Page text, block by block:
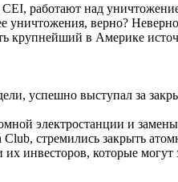
работают над
уничтожения, верно?
в Америке
успешно выступал за
электростанции и
стремились закрыть
инвесторов, которые